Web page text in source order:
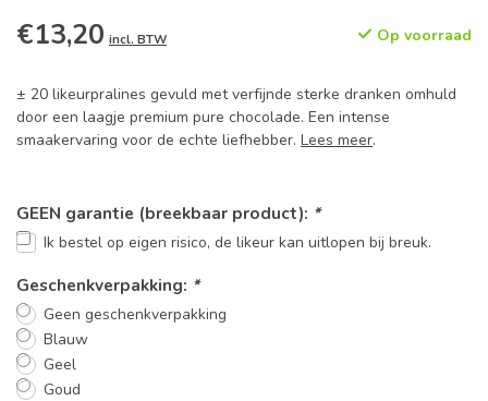
€13,20 incl. BTW Op voorraad
± 20 likeurpralines gevuld met verfijnde sterke dranken omhuld
door een laagje premium pure chocolade. Een intense
smaakervaring voor de echte liefhebber. Lees meer.
GEEN garantie (breekbaar product): *
Ik bestel op eigen risico, de likeur kan uitlopen bij breuk.
Geschenkverpakking: *
Geen geschenkverpakking
Blauw
Geel
Goud